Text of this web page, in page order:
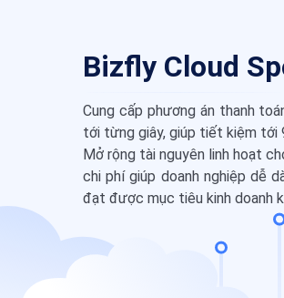
Bizfly Cloud
Cung cấp phương án thanh
tới từng giây, giúp tiết kiệm tới
Mở rộng tài nguyên linh hoạt
chi phí giúp doanh nghiệp dễ
đạt được mục tiêu kinh doanh